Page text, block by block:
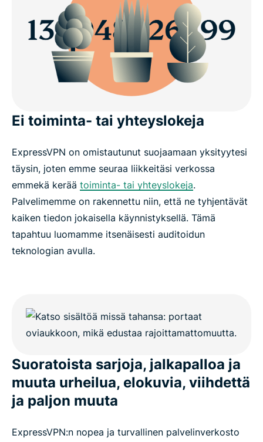
Ei toiminta- tai yhteyslokeja
ExpressVPN on omistautunut suojaamaan yksityytesi
täysin, joten emme seuraa liikkeitäsi verkossa
emmekä kerää toiminta- tai yhteyslokeja.
Palvelimemme on rakennettu niin, että ne tyhjentävät
kaiken tiedon jokaisella käynnistyksellä. Tämä
tapahtuu luomamme itsenäisesti auditoidun
teknologian avulla.
Suoratoista sarjoja, jalkapalloa ja
muuta urheilua, elokuvia, viihdettä
ja paljon muuta
ExpressVPN:n nopea ja turvallinen palvelinverkosto